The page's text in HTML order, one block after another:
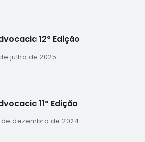
12ª Edição
julho de 2025
11ª Edição
de dezembro de 2024